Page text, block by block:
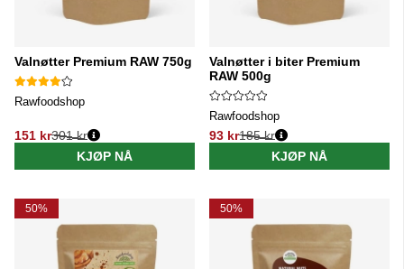
Valnøtter Premium RAW 750g
Rawfoodshop
151 kr
Vanlig pris:
301 kr
KJØP NÅ
Valnøtter i biter Premium
RAW 500g
Rawfoodshop
93 kr
Vanlig pris:
185 kr
KJØP NÅ
50% 50%